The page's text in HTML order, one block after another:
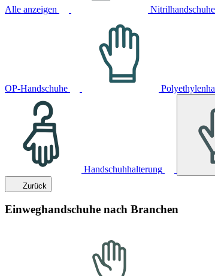
Alle anzeigen Nitrilhandschuhe
OP-Handschuhe
Handschuhhalterung
Zurück
Einweghandschuhe nach Branchen